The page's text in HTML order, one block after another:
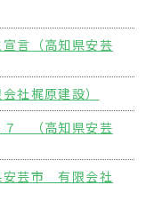
言（高知県安芸
社梶原建設）
７ （高知県安芸
安芸市 有限会社